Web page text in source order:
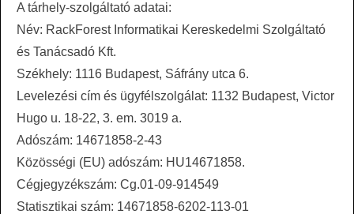
A tárhely-szolgáltató adatai:
Név: RackForest Informatikai Kereskedelmi Szolgáltató
és Tanácsadó Kft.
Székhely: 1116 Budapest, Sáfrány utca 6.
Levelezési cím és ügyfélszolgálat: 1132 Budapest, Victor
Hugo u. 18-22, 3. em. 3019 a.
Adószám: 14671858-2-43
Közösségi (EU) adószám: HU14671858.
Cégjegyzékszám: Cg.01-09-914549
Statisztikai szám: 14671858-6202-113-01